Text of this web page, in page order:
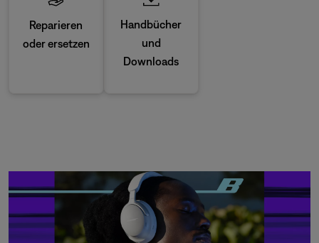
Reparieren
oder ersetzen
Handbücher
und
Downloads